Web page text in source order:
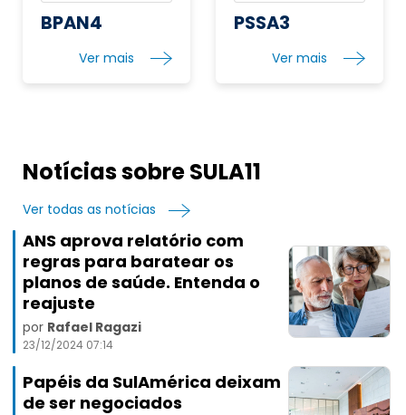
BPAN4
Ver mais
PSSA3
Ver mais
Notícias sobre SULA11
Ver todas as notícias
ANS aprova relatório com
regras para baratear os
planos de saúde. Entenda o
reajuste
por Rafael Ragazi
23/12/2024 07:14
Papéis da SulAmérica deixam
de ser negociados